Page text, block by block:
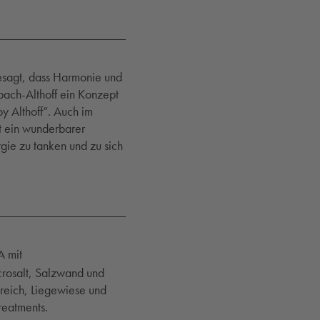
dass Harmonie und
Althoff ein Konzept
Althoff“. Auch im
ein wunderbarer
zu tanken und zu sich
mit
Salzwand und
Liegewiese und